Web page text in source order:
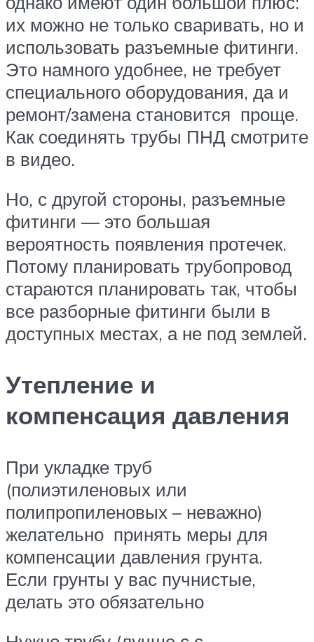
их можно не только сваривать, но и
использовать разъемные фитинги.
Это намного удобнее, не требует
специального оборудования, да и
ремонт/замена становится проще.
Как соединять трубы ПНД смотрите
в видео.
Но, с другой стороны, разъемные
фитинги — это большая
вероятность появления протечек.
Потому планировать трубопровод
стараются планировать так, чтобы
все разборные фитинги были в
доступных местах, а не под землей.
Утепление и
компенсация давления
При укладке труб
(полиэтиленовых или
полипропиленовых – неважно)
желательно принять меры для
компенсации давления грунта.
Если грунты у вас пучнистые,
делать это обязательно